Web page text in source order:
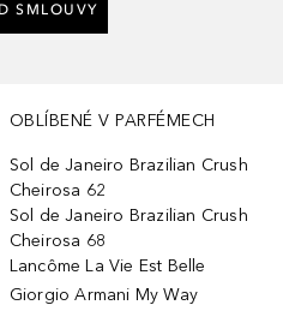
SMLOUVY
OBLÍBENÉ V PARFÉMECH
Sol de Janeiro Brazilian Crush
Cheirosa 62
Sol de Janeiro Brazilian Crush
Cheirosa 68
Lancôme La Vie Est Belle
Giorgio Armani My Way